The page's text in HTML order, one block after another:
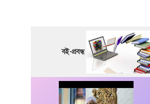
বই-প্রবন্ধ